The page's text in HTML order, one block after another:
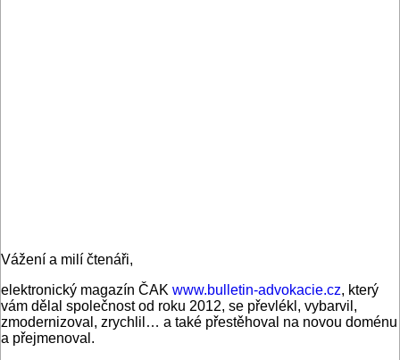
Vážení a milí čtenáři,
elektronický magazín ČAK www.bulletin-advokacie.cz, který
vám dělal společnost od roku 2012, se převlékl, vybarvil,
zmodernizoval, zrychlil… a také přestěhoval na novou doménu
a přejmenoval.